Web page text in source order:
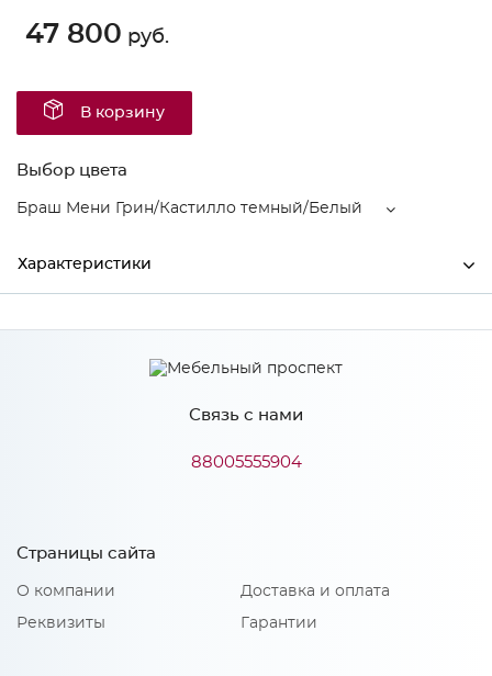
47 800 руб.
В корзину
Выбор цвета
Браш Мени Грин/Кастилло темный/Белый
Характеристики
Ширина 2000
900
МиФ
Браш Мени Грин/Кастилло
Количество упаковок: 11
Связь с нами
88005555904
Страницы сайта
О компании
Реквизиты
Доставка и оплата
Гарантии